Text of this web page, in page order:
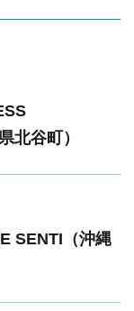
北谷町）
SENTI（沖縄